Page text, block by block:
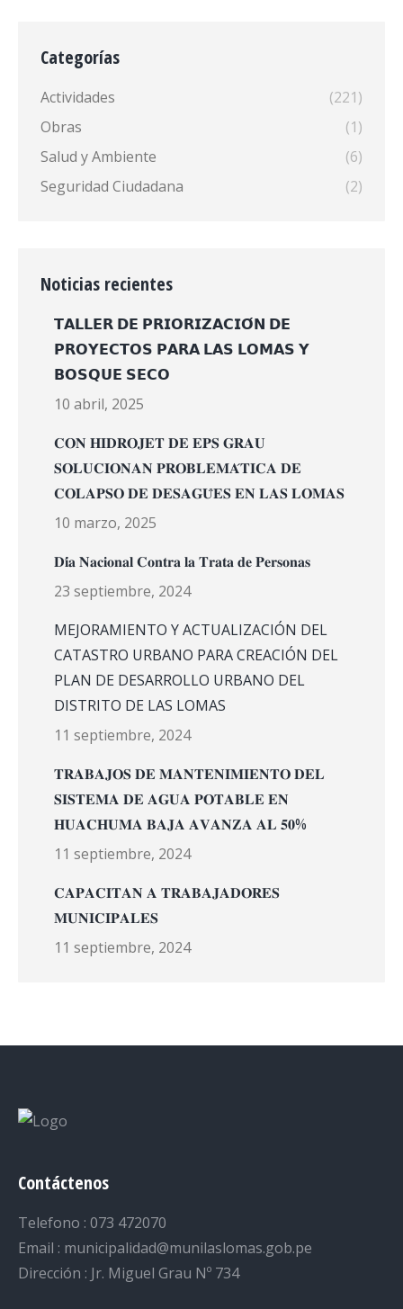
Categorías
Actividades
(221)
Obras
(1)
Salud y Ambiente
(6)
Seguridad Ciudadana
(2)
Noticias recientes
𝗧𝗔𝗟𝗟𝗘𝗥 𝗗𝗘 𝗣𝗥𝗜𝗢𝗥𝗜𝗭𝗔𝗖𝗜𝗢́𝗡 𝗗𝗘
𝗣𝗥𝗢𝗬𝗘𝗖𝗧𝗢𝗦 𝗣𝗔𝗥𝗔 𝗟𝗔𝗦 𝗟𝗢𝗠𝗔𝗦 𝗬
𝗕𝗢𝗦𝗤𝗨𝗘 𝗦𝗘𝗖𝗢
10 abril, 2025
𝐂𝐎𝐍 𝐇𝐈𝐃𝐑𝐎𝐉𝐄𝐓 𝐃𝐄 𝐄𝐏𝐒 𝐆𝐑𝐀𝐔
𝐒𝐎𝐋𝐔𝐂𝐈𝐎𝐍𝐀𝐍 𝐏𝐑𝐎𝐁𝐋𝐄𝐌𝐀́𝐓𝐈𝐂𝐀 𝐃𝐄
𝐂𝐎𝐋𝐀𝐏𝐒𝐎 𝐃𝐄 𝐃𝐄𝐒𝐀𝐆𝐔̈𝐄𝐒 𝐄𝐍 𝐋𝐀𝐒 𝐋𝐎𝐌𝐀𝐒
10 marzo, 2025
𝐃𝐢́𝐚 𝐍𝐚𝐜𝐢𝐨𝐧𝐚𝐥 𝐂𝐨𝐧𝐭𝐫𝐚 𝐥𝐚 𝐓𝐫𝐚𝐭𝐚 𝐝𝐞 𝐏𝐞𝐫𝐬𝐨𝐧𝐚𝐬
23 septiembre, 2024
MEJORAMIENTO Y ACTUALIZACIÓN DEL
CATASTRO URBANO PARA CREACIÓN DEL
PLAN DE DESARROLLO URBANO DEL
DISTRITO DE LAS LOMAS
11 septiembre, 2024
𝐓𝐑𝐀𝐁𝐀𝐉𝐎𝐒 𝐃𝐄 𝐌𝐀𝐍𝐓𝐄𝐍𝐈𝐌𝐈𝐄𝐍𝐓𝐎 𝐃𝐄𝐋
𝐒𝐈𝐒𝐓𝐄𝐌𝐀 𝐃𝐄 𝐀𝐆𝐔𝐀 𝐏𝐎𝐓𝐀𝐁𝐋𝐄 𝐄𝐍
𝐇𝐔𝐀𝐂𝐇𝐔𝐌𝐀 𝐁𝐀𝐉𝐀 𝐀𝐕𝐀𝐍𝐙𝐀 𝐀𝐋 𝟓𝟎%
11 septiembre, 2024
𝐂𝐀𝐏𝐀𝐂𝐈𝐓𝐀𝐍 𝐀 𝐓𝐑𝐀𝐁𝐀𝐉𝐀𝐃𝐎𝐑𝐄𝐒
𝐌𝐔𝐍𝐈𝐂𝐈𝐏𝐀𝐋𝐄𝐒
11 septiembre, 2024
Contáctenos
Telefono : 073 472070
Email : municipalidad@munilaslomas.gob.pe
Dirección : Jr. Miguel Grau Nº 734